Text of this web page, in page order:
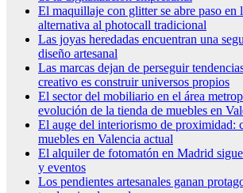
El maquillaje con glitter se abre paso en
alternativa al photocall tradicional
Las joyas heredadas encuentran una
diseño artesanal
Las marcas dejan de perseguir
creativo es construir universos propios
El sector del mobiliario en el área
evolución de la tienda de muebles en
El auge del interiorismo de proximidad:
muebles en Valencia actual
El alquiler de fotomatón en Madrid
y eventos
Los pendientes artesanales ganan